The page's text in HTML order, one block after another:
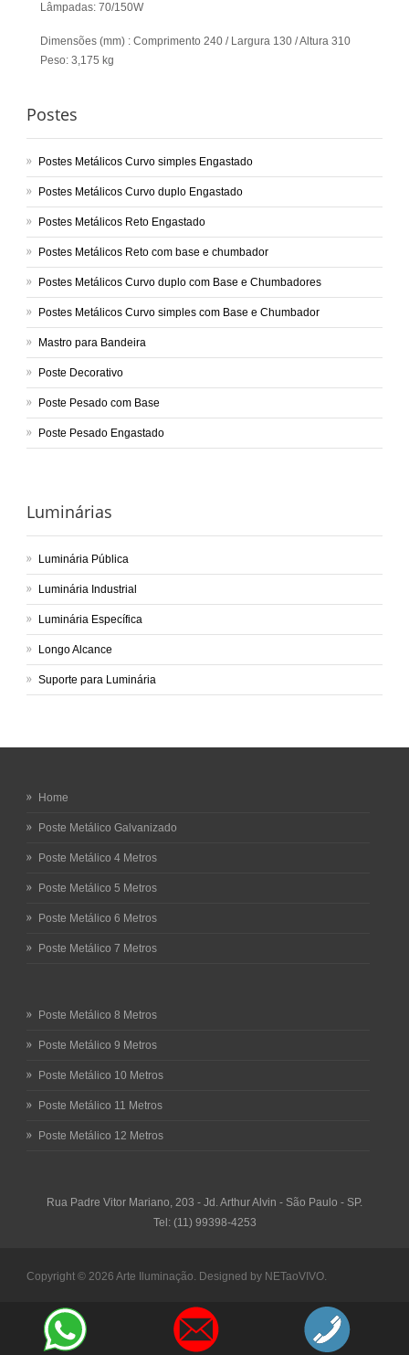
Lâmpadas: 70/150W
Dimensões (mm) : Comprimento 240 / Largura 130 / Altura 310
Peso: 3,175 kg
Postes
Postes Metálicos Curvo simples Engastado
Postes Metálicos Curvo duplo Engastado
Postes Metálicos Reto Engastado
Postes Metálicos Reto com base e chumbador
Postes Metálicos Curvo duplo com Base e Chumbadores
Postes Metálicos Curvo simples com Base e Chumbador
Mastro para Bandeira
Poste Decorativo
Poste Pesado com Base
Poste Pesado Engastado
Luminárias
Luminária Pública
Luminária Industrial
Luminária Específica
Longo Alcance
Suporte para Luminária
Home
Poste Metálico Galvanizado
Poste Metálico 4 Metros
Poste Metálico 5 Metros
Poste Metálico 6 Metros
Poste Metálico 7 Metros
Poste Metálico 8 Metros
Poste Metálico 9 Metros
Poste Metálico 10 Metros
Poste Metálico 11 Metros
Poste Metálico 12 Metros
Rua Padre Vitor Mariano, 203 - Jd. Arthur Alvin - São Paulo - SP.
Tel: (11) 99398-4253
Copyright © 2026 Arte Iluminação. Designed by NETaoVIVO.